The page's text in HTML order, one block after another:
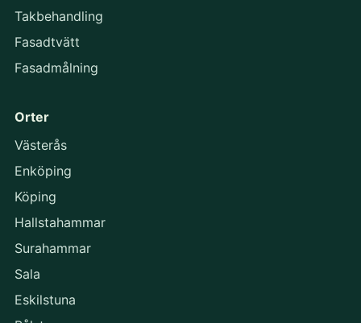
Takbehandling
Fasadtvätt
Fasadmålning
Orter
Västerås
Enköping
Köping
Hallstahammar
Surahammar
Sala
Eskilstuna